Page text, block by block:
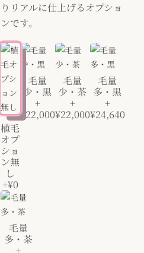
りリアルに仕上げるオプショ
ンです。
植毛
オプ
ショ
ン無
し
+¥0
毛量
少・黒
+
¥22,000
毛量
少・茶
+
¥22,000
毛量
多・黒
+
¥24,640
毛量
多・茶